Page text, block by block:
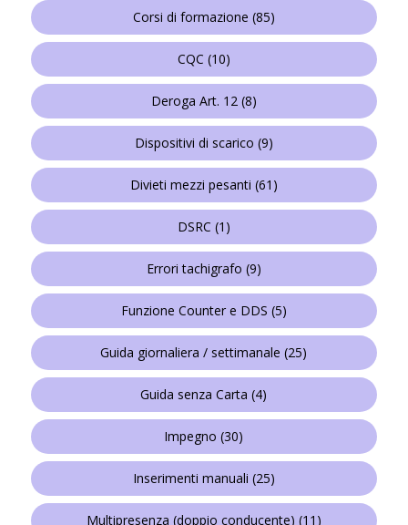
Corsi di formazione (85)
CQC (10)
Deroga Art. 12 (8)
Dispositivi di scarico (9)
Divieti mezzi pesanti (61)
DSRC (1)
Errori tachigrafo (9)
Funzione Counter e DDS (5)
Guida giornaliera / settimanale (25)
Guida senza Carta (4)
Impegno (30)
Inserimenti manuali (25)
Multipresenza (doppio conducente) (11)